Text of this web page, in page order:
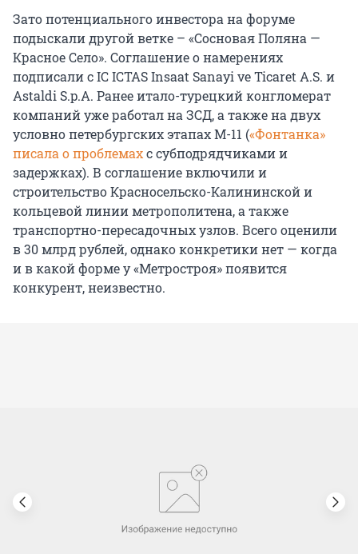
Зато потенциального инвестора на форуме
подыскали другой ветке – «Сосновая Поляна —
Красное Село». Соглашение о намерениях
подписали с IC ICTAS Insaat Sanayi ve Ticaret A.S. и
Astaldi S.p.A. Ранее итало-турецкий конгломерат
компаний уже работал на ЗСД, а также на двух
условно петербургских этапах М-11 («Фонтанка»
писала о проблемахс субподрядчиками и
задержках). В соглашение включили и
строительство Красносельско-Калининской и
кольцевой линии метрополитена, а также
транспортно-пересадочных узлов. Всего оценили
в 30 млрд рублей, однако конкретики нет — когда
и в какой форме у «Метростроя» появится
конкурент, неизвестно.